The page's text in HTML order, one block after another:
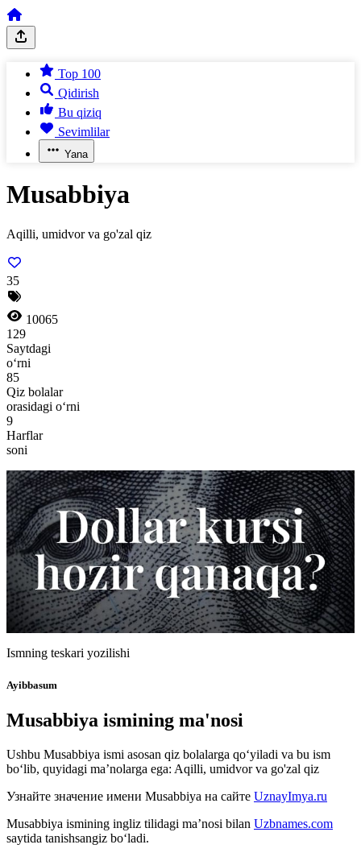
Top 100
Qidirish
Bu qiziq
Sevimlilar
Yana
Musabbiya
Aqilli, umidvor va go'zal qiz
35
10065
129
Saytdagi
o‘rni
85
Qiz bolalar
orasidagi o‘rni
9
Harflar
soni
Ismning teskari yozilishi
Ayibbasum
Musabbiya ismining ma'nosi
Ushbu Musabbiya ismi asosan qiz bolalarga qo‘yiladi va bu ism
bo‘lib, quyidagi ma’nolarga ega: Aqilli, umidvor va go'zal qiz
Узнайте значение имени Musabbiya на сайте UznayImya.ru
Musabbiya ismining ingliz tilidagi ma’nosi bilan Uzbnames.com
saytida tanishsangiz bo‘ladi.